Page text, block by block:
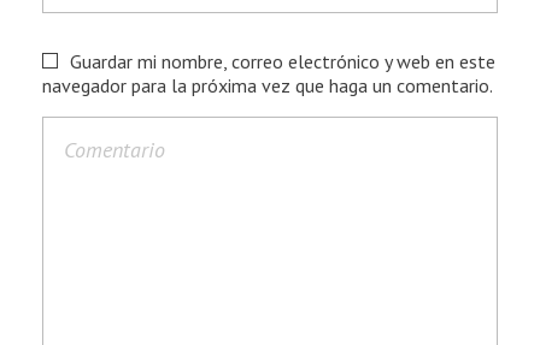
Guardar mi nombre, correo electrónico y web en este
navegador para la próxima vez que haga un comentario.